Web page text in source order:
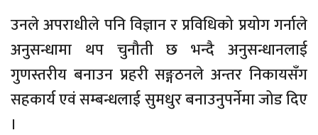
उनले अपराधीले पनि विज्ञान र प्रविधिको प्रयोग गर्नाले
अनुसन्धामा थप चुनौती छ भन्दै अनुसन्धानलाई
गुणस्तरीय बनाउन प्रहरी सङ्गठनले अन्तर निकायसँग
सहकार्य एवं सम्बन्धलाई सुमधुर बनाउनुपर्नेमा जोड दिए
।